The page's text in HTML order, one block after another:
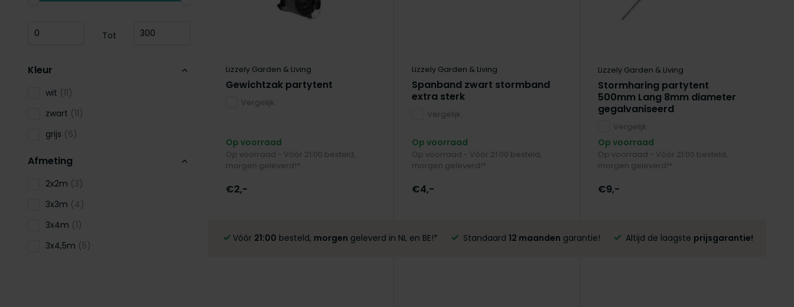
Tot
Kleur
wit (11)
zwart (11)
grijs (6)
Afmeting
2x2m (3)
3x3m (4)
3x4m (1)
3x4,5m (5)
Lizzely Garden & Living
Gewichtzak partytent
Vergelijk
Op voorraad
Op voorraad - Vóór 21:00 besteld,
morgen geleverd!*
€2,-
Lizzely Garden & Living
Spanband zwart stormband
extra sterk
Vergelijk
Op voorraad
Op voorraad - Vóór 21:00 besteld,
morgen geleverd!*
€4,-
Lizzely Garden & Living
Stormharing partytent
500mm Lang 8mm diameter
gegalvaniseerd
Vergelijk
Op voorraad
Op voorraad - Vóór 21:00 besteld,
morgen geleverd!*
€9,-
Vóór 21:00 besteld, morgen geleverd in NL en BE!* Standaard 12 maanden garantie! Altijd de laagste prijsgarantie!